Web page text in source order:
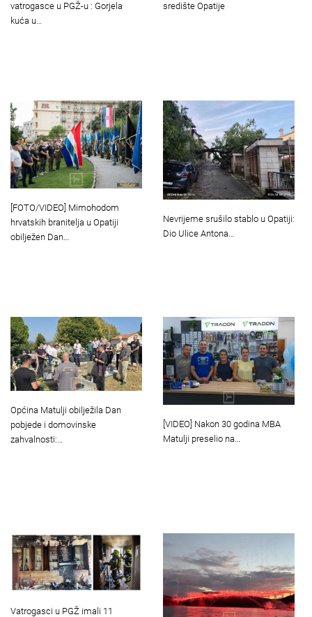
vatrogasce u PGŽ-u : Gorjela
kuća u…
središte Opatije
[FOTO/VIDEO] Mimohodom
hrvatskih branitelja u Opatiji
obilježen Dan…
Nevrijeme srušilo stablo u Opatiji:
Dio Ulice Antona…
Općina Matulji obilježila Dan
pobjede i domovinske
zahvalnosti:…
[VIDEO] Nakon 30 godina MBA
Matulji preselio na…
Vatrogasci u PGŽ imali 11